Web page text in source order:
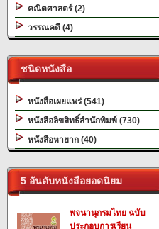
คณิตศาสตร์ (2)
วรรณคดี (4)
ชนิดหนังสือ
หนังสือเผยแพร่ (541)
หนังสือลิขสิทธิ์สำนักพิมพ์ (730)
หนังสือหายาก (40)
5 อันดับหนังสือยอดนิยม
พจนานุกรมไทย ฉบับ
ประกอบการเรียน